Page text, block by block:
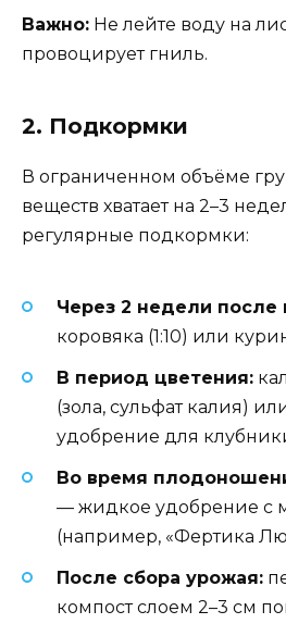
Важно: Не лейте воду на
провоцирует гниль.
2. Подкормки
В ограниченном объёме
веществ хватает на 2–3
регулярные подкормки:
Через 2 недели после
коровяка (1:10) или
В период цветения:
(зола, сульфат калия)
удобрение для
Во время
— жидкое удобрение с
(например, «Фертика
После сбора урожая:
компост слоем 2–3 см